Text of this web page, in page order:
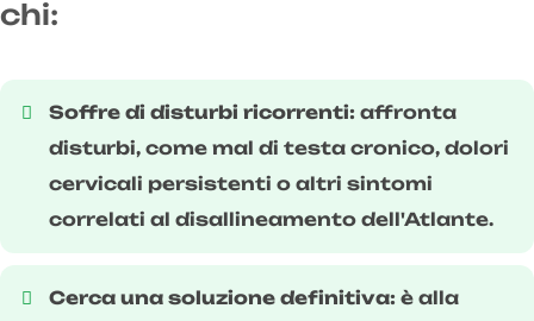
chi:
Soffre di disturbi ricorrenti: affronta
disturbi, come mal di testa cronico, dolori
cervicali persistenti o altri sintomi
correlati al disallineamento dell'Atlante.
Cerca una soluzione definitiva: è alla